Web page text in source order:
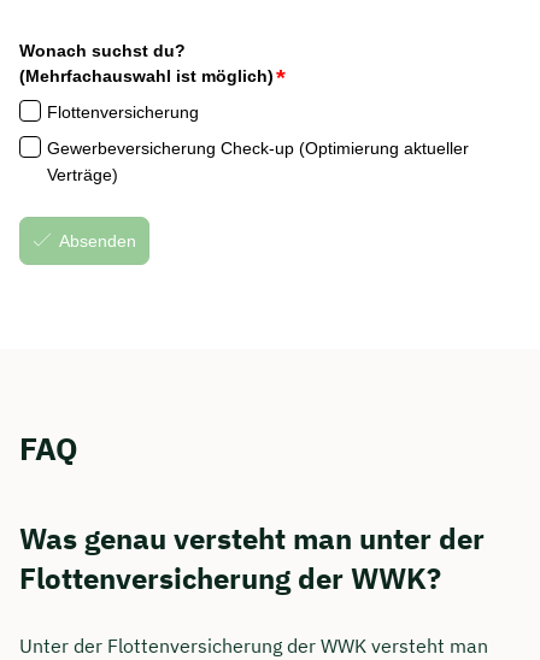
FAQ
Was genau versteht man unter der
Flottenversicherung der WWK?
Unter der Flottenversicherung der WWK versteht man